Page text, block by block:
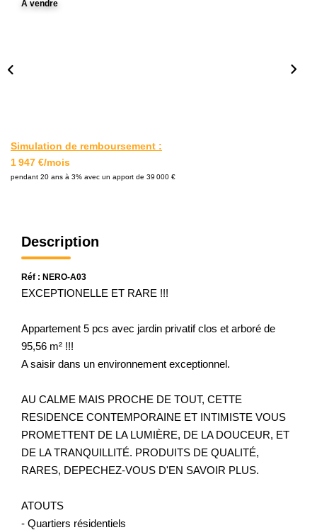
A vendre
Simulation de remboursement :
1 947 €/mois
pendant 20 ans à 3% avec un apport de 39 000 €
Description
Réf : NERO-A03
EXCEPTIONELLE ET RARE !!!
Appartement 5 pcs avec jardin privatif clos et arboré de
95,56 m² !!!
A saisir dans un environnement exceptionnel.
AU CALME MAIS PROCHE DE TOUT, CETTE
RESIDENCE CONTEMPORAINE ET INTIMISTE VOUS
PROMETTENT DE LA LUMIÈRE, DE LA DOUCEUR, ET
DE LA TRANQUILLITÉ. PRODUITS DE QUALITÉ,
RARES, DEPECHEZ-VOUS D'EN SAVOIR PLUS.
ATOUTS
- Quartiers résidentiels